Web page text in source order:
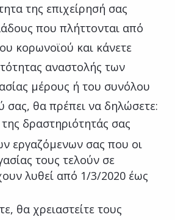
της επιχείρησή σας
που πλήττονται από
κορωνοϊού και κάνετε
αναστολής των
μέρους ή του συνόλου
σας, θα πρέπει να δηλώσετε:
δραστηριότητάς σας
εργαζόμενων σας που οι
τους τελούν σε
λυθεί από 1/3/2020 έως
θα χρειαστείτε τους